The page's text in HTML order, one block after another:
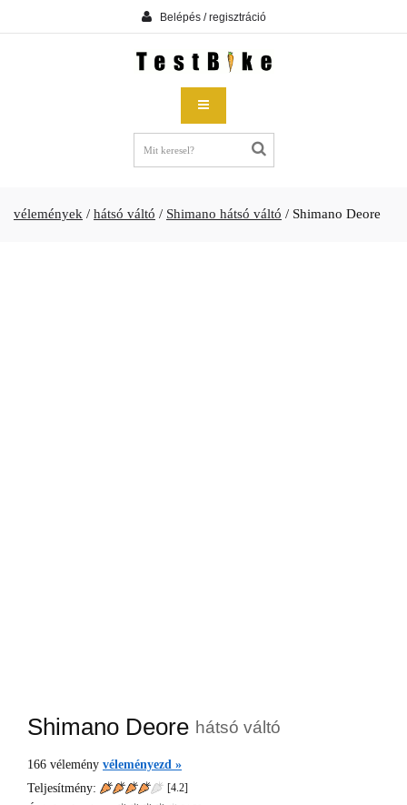
Belépés / regisztráció
vélemények / hátsó váltó / Shimano hátsó váltó / Shimano Deore
Shimano Deore hátsó váltó
166 vélemény véleményezd »
Teljesítmény:
[4.2]